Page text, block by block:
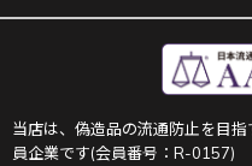
当店は、偽造品の流通防止を目
員企業です(会員番号：R-0157)